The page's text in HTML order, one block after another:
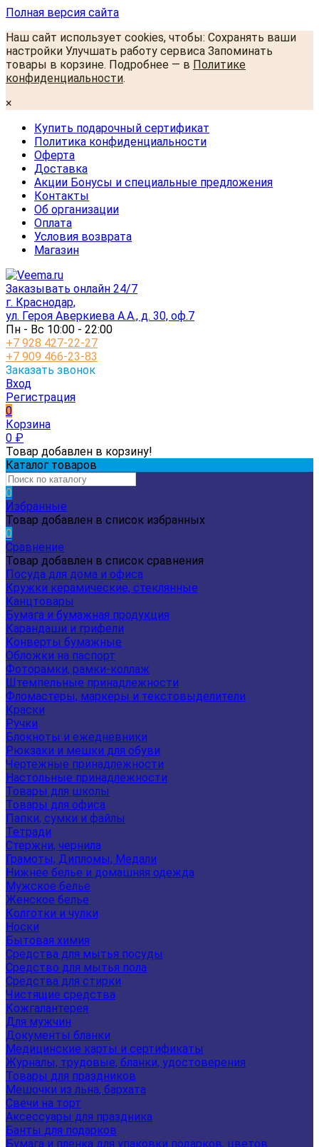
Полная версия сайта
Наш сайт использует cookies, чтобы: Сохранять ваши
настройки Улучшать работу сервиса Запоминать
товары в корзине. Подробнее — в Политике
конфиденциальности.
×
Купить подарочный сертификат
Политика конфиденциальности
Оферта
Доставка
Акции Бонусы и специальные предложения
Контакты
Об организации
Оплата
Условия возврата
Магазин
Заказывать онлайн 24/7
г. Краснодар,
ул. Героя Аверкиева А.А., д. 30, оф.7
Пн - Вс 10:00 - 22:00
+7 928 427-22-27
+7 909 466-23-83
Заказать звонок
Вход
Регистрация
0
Корзина
0 ₽
Товар добавлен в корзину!
Каталог товаров
0
Избранные
Товар добавлен в список избранных
0
Сравнение
Товар добавлен в список сравнения
Посуда для дома и офиса
Кружки керамические, стеклянные
Канцтовары
Бумага и бумажная продукция
Карандаши и грифели
Конверты бумажные
Обложки на паспорт
Фоторамки, рамки-коллаж
Штемпельные принадлежности
Фломастеры, маркеры и текстовыделители
Краски
Ручки
Блокноты и ежедневники
Рюкзаки и мешки для обуви
Чертежные принадлежности
Настольные принадлежности
Товары для школы
Товары для офиса
Папки, сумки и файлы
Тетради
Стержни, чернила
Грамоты, Дипломы, Медали
Нижнее белье и домашняя одежда
Мужское белье
Женское белье
Колготки и чулки
Носки
Бытовая химия
Средства для мытья посуды
Средство для мытья пола
Средства для стирки
Чистящие средства
Кожгалантерея
Для мужчин
Документы бланки
Медицинские карты и сертификаты
Журналы, трудовые, бланки, удостоверения
Товары для праздников
Мешочки из льна, бархата
Свечи на торт
Аксессуары для праздника
Банты для подарков
Бумага и пленка для упаковки подарков, цветов